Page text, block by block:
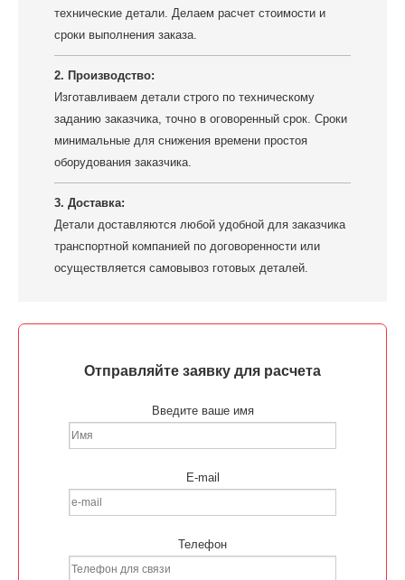
технические детали. Делаем расчет стоимости и
сроки выполнения заказа.
2. Производство:
Изготавливаем детали строго по техническому
заданию заказчика, точно в оговоренный срок. Сроки
минимальные для снижения времени простоя
оборудования заказчика.
3. Доставка:
Детали доставляются любой удобной для заказчика
транспортной компанией по договоренности или
осуществляется самовывоз готовых деталей.
Отправляйте заявку для расчета
Введите ваше имя
E-mail
Телефон